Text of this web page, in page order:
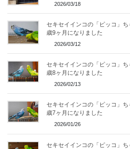
2026/03/18
セキセイインコの「ピッコ」
歳9ヶ月になりました
2026/03/12
セキセイインコの「ピッコ」
歳8ヶ月になりました
2026/02/13
セキセイインコの「ピッコ」
歳7ヶ月になりました
2026/01/26
セキセイインコの「ピッコ」